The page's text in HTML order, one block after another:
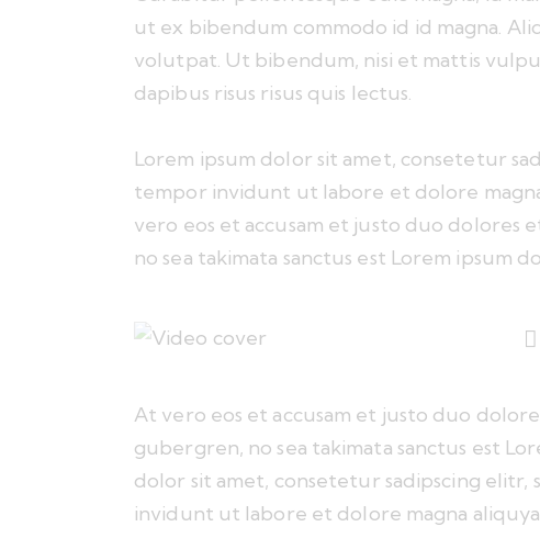
ut ex bibendum commodo id id magna.
volutpat. Ut bibendum, nisi et mattis
dapibus risus risus quis lectus.
Lorem ipsum dolor sit amet, consetetur
tempor invidunt ut labore et dolore
vero eos et accusam et justo duo dolores
no sea takimata sanctus est Lorem ipsum
At vero eos et accusam et justo duo
gubergren, no sea takimata sanctus est
dolor sit amet, consetetur sadipscing
invidunt ut labore et dolore magna